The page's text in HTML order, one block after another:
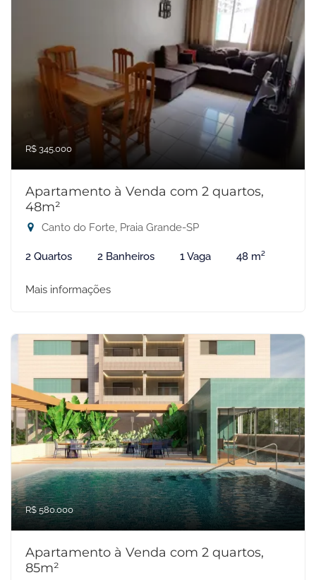
R$ 345.000
Apartamento à Venda com 2 quartos,
48m²
Canto do Forte, Praia Grande-SP
2 Quartos 2 Banheiros 1 Vaga 48 m²
Mais informações
R$ 580.000
Apartamento à Venda com 2 quartos,
85m²